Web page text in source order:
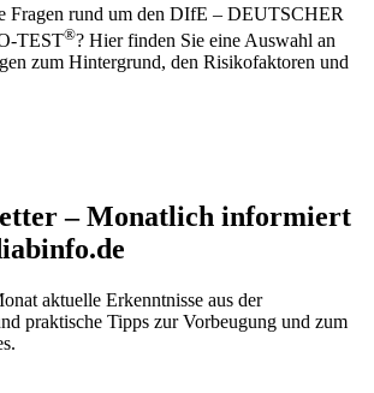
Fragen rund um den DIfE – DEUTSCHER
TEST®? Hier finden Sie eine Auswahl an
zum Hintergrund, den Risikofaktoren und
– Monatlich informiert
aktuelle Erkenntnisse aus der
praktische Tipps zur Vorbeugung und zum